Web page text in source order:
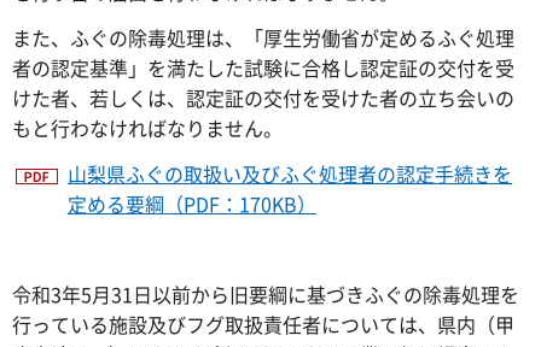
また、ふぐの除毒処理は、「厚生労働省が定めるふぐ処理
者の認定基準」を満たした試験に合格し認定証の交付を受
けた者、若しくは、認定証の交付を受けた者の立ち会いの
もと行わなければなりません。
山梨県ふぐの取扱い及びふぐ処理者の認定手続きを
定める要綱（PDF：170KB）
令和3年5月31日以前から旧要綱に基づきふぐの除毒処理を
行っている施設及びフグ取扱責任者については、県内（甲